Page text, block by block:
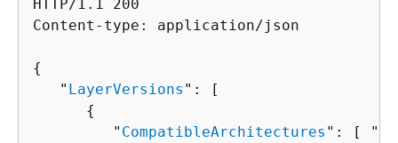
HTTP/1.1 200
Content-type: application/json
{
   "
LayerVersions ": [
{
         "
CompatibleArchitectures ": [ "